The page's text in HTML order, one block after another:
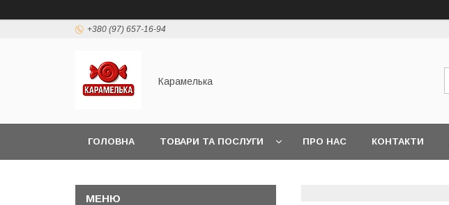
+380 (97) 657-16-94
Карамелька
ГОЛОВНА ТОВАРИ ТА ПОСЛУГИ ПРО НАС КОНТАКТИ